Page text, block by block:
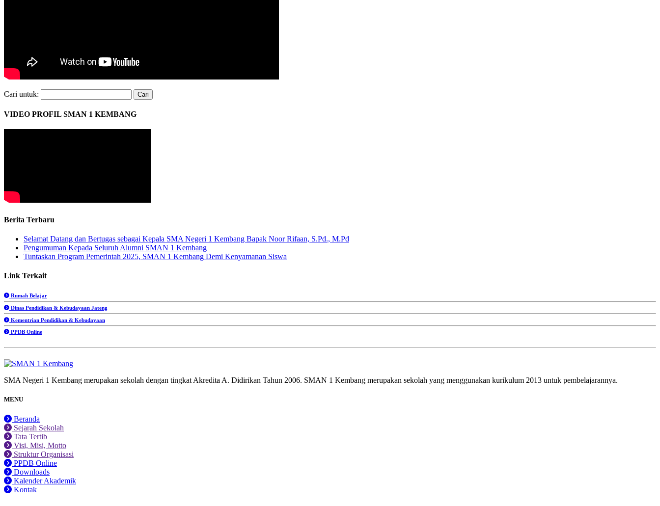
Cari untuk:
VIDEO PROFIL SMAN 1 KEMBANG
Berita Terbaru
Selamat Datang dan Bertugas sebagai Kepala SMA Negeri 1 Kembang Bapak Noor Rifaan, S.Pd., M.Pd
Pengumuman Kepada Seluruh Alumni SMAN 1 Kembang
Tuntaskan Program Pemerintah 2025, SMAN 1 Kembang Demi Kenyamanan Siswa
Link Terkait
Rumah Belajar
Dinas Pendidikan & Kebudayaan Jateng
Kementrian Pendidikan & Kebudayaan
PPDB Online
SMA Negeri 1 Kembang merupakan sekolah dengan tingkat Akredita A. Didirikan Tahun 2006. SMAN 1 Kembang merupakan sekolah yang menggunakan kurikulum 2013 untuk pembelajarannya.
MENU
Beranda
Sejarah Sekolah
Tata Tertib
Visi, Misi, Motto
Struktur Organisasi
PPDB Online
Downloads
Kalender Akademik
Kontak